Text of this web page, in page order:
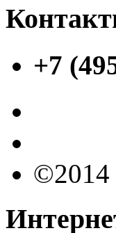
+7